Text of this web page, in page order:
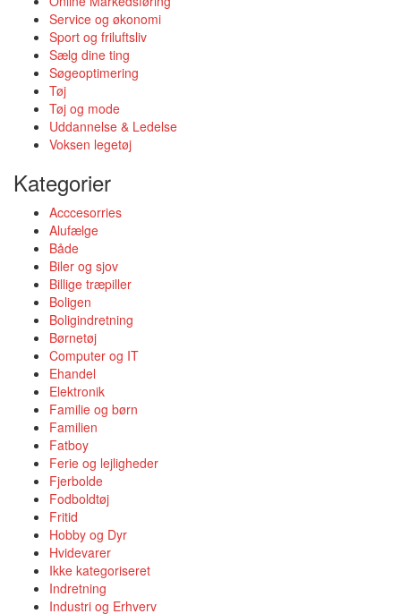
Service og økonomi
Sport og friluftsliv
Sælg dine ting
Søgeoptimering
Tøj
Tøj og mode
Uddannelse & Ledelse
Voksen legetøj
Kategorier
Acccesorries
Alufælge
Både
Biler og sjov
Billige træpiller
Boligen
Boligindretning
Børnetøj
Computer og IT
Ehandel
Elektronik
Familie og børn
Familien
Fatboy
Ferie og lejligheder
Fjerbolde
Fodboldtøj
Fritid
Hobby og Dyr
Hvidevarer
Ikke kategoriseret
Indretning
Industri og Erhverv